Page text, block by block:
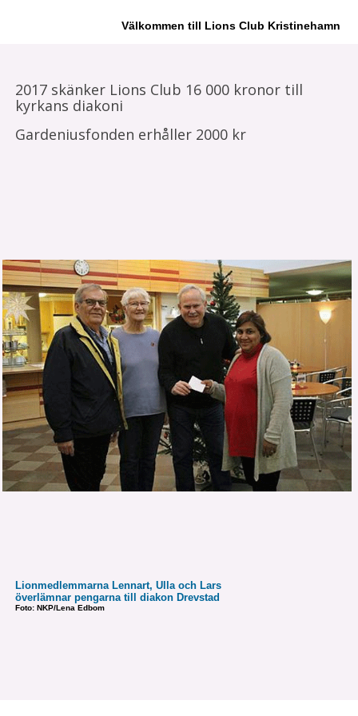
Välkommen till Lions Club Kristinehamn
2017 skänker Lions Club 16 000 kronor till
kyrkans diakoni
Gardeniusfonden erhåller 2000 kr
Lionmedlemmarna Lennart, Ulla och Lars
överlämnar pengarna till diakon Drevstad
Foto: NKP/Lena Edbom